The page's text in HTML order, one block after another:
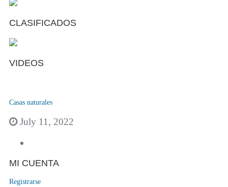
CLASIFICADOS
VIDEOS
Casas naturales
July 11, 2022
MI CUENTA
Registrarse